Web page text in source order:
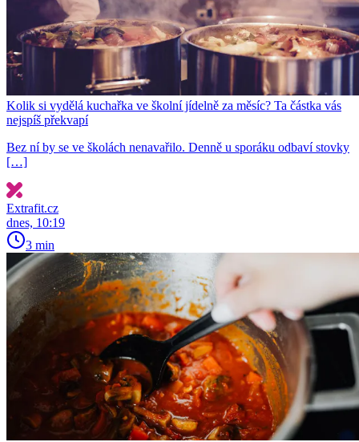
Kolik si vydělá kuchařka ve školní jídelně za měsíc? Ta částka vás
nejspíš překvapí
Bez ní by se ve školách nenavařilo. Denně u sporáku odbaví stovky
[…]
Extrafit.cz
dnes, 10:19
3 min